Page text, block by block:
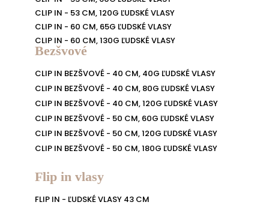
CLIP IN - 53 CM, 120G ĽUDSKÉ VLASY
CLIP IN - 60 CM, 65G ĽUDSKÉ VLASY
CLIP IN - 60 CM, 130G ĽUDSKÉ VLASY
Bezšvové
CLIP IN BEZŠVOVÉ - 40 CM, 40G ĽUDSKÉ VLASY
CLIP IN BEZŠVOVÉ - 40 CM, 80G ĽUDSKÉ VLASY
CLIP IN BEZŠVOVÉ - 40 CM, 120G ĽUDSKÉ VLASY
CLIP IN BEZŠVOVÉ - 50 CM, 60G ĽUDSKÉ VLASY
CLIP IN BEZŠVOVÉ - 50 CM, 120G ĽUDSKÉ VLASY
CLIP IN BEZŠVOVÉ - 50 CM, 180G ĽUDSKÉ VLASY
Flip in vlasy
FLIP IN - ĽUDSKÉ VLASY 43 CM